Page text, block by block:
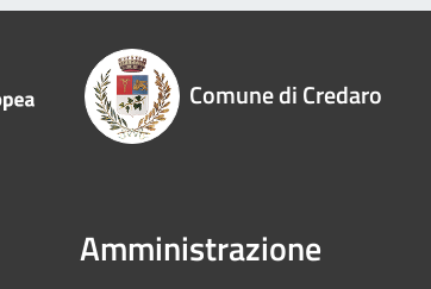
Comune di Credaro
Amministrazione